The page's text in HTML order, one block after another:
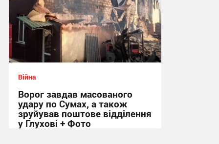
Війна
Ворог завдав масованого
удару по Сумах, а також
зруйував поштове відділення
у Глухові + Фото